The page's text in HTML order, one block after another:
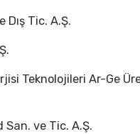
Dış Tic. A.Ş.
Teknolojileri Ar-Ge
San. ve Tic. A.Ş.